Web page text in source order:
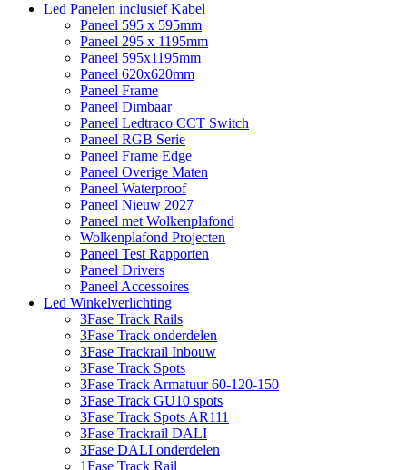
Led Panelen inclusief Kabel
Paneel 595 x 595mm
Paneel 295 x 1195mm
Paneel 595x1195mm
Paneel 620x620mm
Paneel Frame
Paneel Dimbaar
Paneel Ledtraco CCT Switch
Paneel RGB Serie
Paneel Frame Edge
Paneel Overige Maten
Paneel Waterproof
Paneel Nieuw 2027
Paneel met Wolkenplafond
Wolkenplafond Projecten
Paneel Test Rapporten
Paneel Drivers
Paneel Accessoires
Led Winkelverlichting
3Fase Track Rails
3Fase Track onderdelen
3Fase Trackrail Inbouw
3Fase Track Spots
3Fase Track Armatuur 60-120-150
3Fase Track GU10 spots
3Fase Track Spots AR111
3Fase Trackrail DALI
3Fase DALI onderdelen
1Fase Track Rail